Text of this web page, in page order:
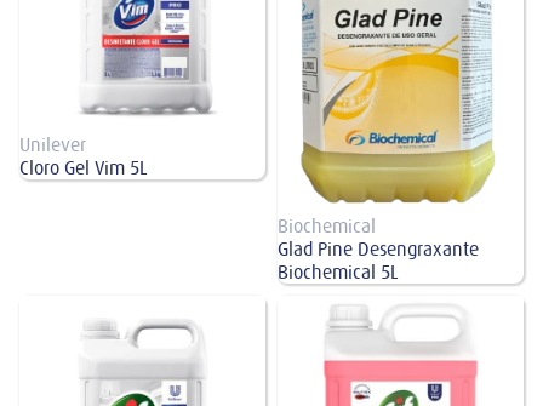
Unilever
Cloro Gel Vim 5L
Biochemical
Glad Pine Desengraxante
Biochemical 5L
Limpador de Pisos Neutro Cif 5L